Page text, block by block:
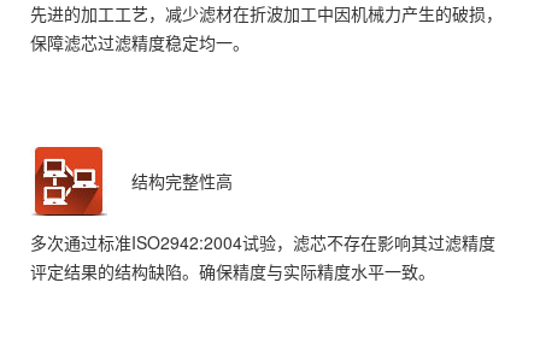
先进的加工工艺，减少滤材在折波加工中因机械力产生的破损，
保障滤芯过滤精度稳定均一。
结构完整性高
多次通过标准ISO2942:2004试验，滤芯不存在影响其过滤精度
评定结果的结构缺陷。确保精度与实际精度水平一致。